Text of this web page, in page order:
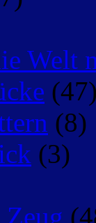
Welt
(8)
(3)